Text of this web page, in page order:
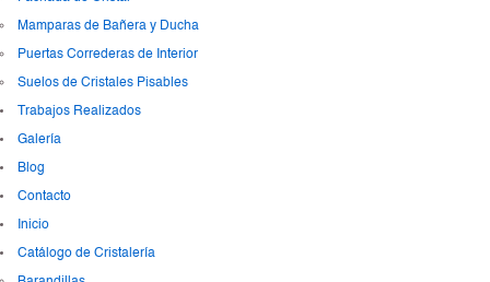
Mamparas de Bañera y Ducha
Puertas Correderas de Interior
Suelos de Cristales Pisables
Trabajos Realizados
Galería
Blog
Contacto
Inicio
Catálogo de Cristalería